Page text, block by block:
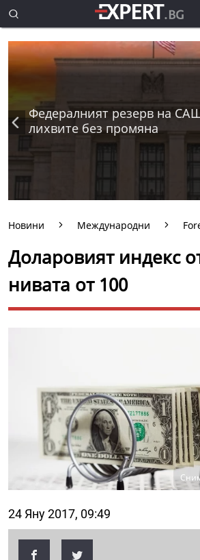
Федералният резерв на
лихвите без промяна
Новини Международни
Доларовият индекс
нивата от 100
24 Яну 2017, 09:49